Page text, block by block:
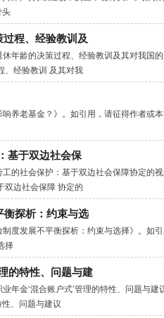
头
程、经验教训及
年龄的决策过程、经验教训及其对我国
经验教训 及其对我
养老基金？》。如引用，请征得作者
基于双边社会保
的社会保护：基于双边社会保障协定的
边社会保障 协定的
衡探析：约束与选
度发展不平衡探析：约束与选择》。如
择
的特性、问题与建
年金‘混合账户式’管理的特性、问题与
、问题与建议